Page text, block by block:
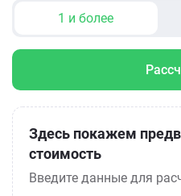
1 и более
Здесь покажем
стоимость
Введите данные для